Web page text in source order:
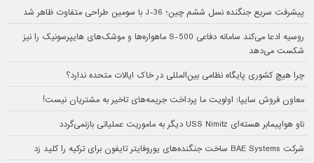
پیشرفت سریع جنگنده نسل ششم چین؛ J-36 با سومین طراحی متفاوت ظاهر شد
روسیه ادعا می‌کند سامانه دفاعی S-500 ماهواره‌ها و موشک‌های هایپرسونیک را نیز
شکست می‌دهد
چرا هیچ کشوری پایگاه نظامی بین‌المللی در خاک ایالات متحده ندارد؟
معاون فروش سایپا: اولویت ما پرداخت جریمه‌های تاخیر به مشتریان نیست!
ناو هواپیمابر هسته‌ای USS Nimitz دیگر به ماموریت عملیاتی بازنمی‌گردد
شرکت BAE Systems ساخت جنگنده‌های یوروفایتر تایفون برای ترکیه را کلید زد